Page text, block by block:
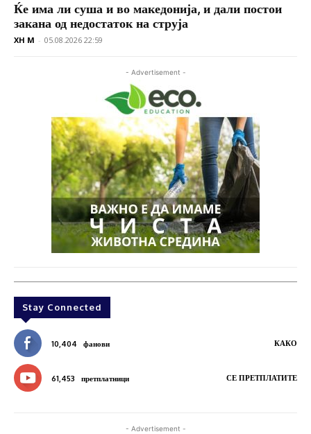
Ќе има ли суша и во македонија, и дали постои
закана од недостаток на струја
XH M - 05.08.2026 22:59
- Advertisement -
Stay Connected
10,404 фанови КАКО
61,453 претплатници СЕ ПРЕТПЛАТИТЕ
- Advertisement -